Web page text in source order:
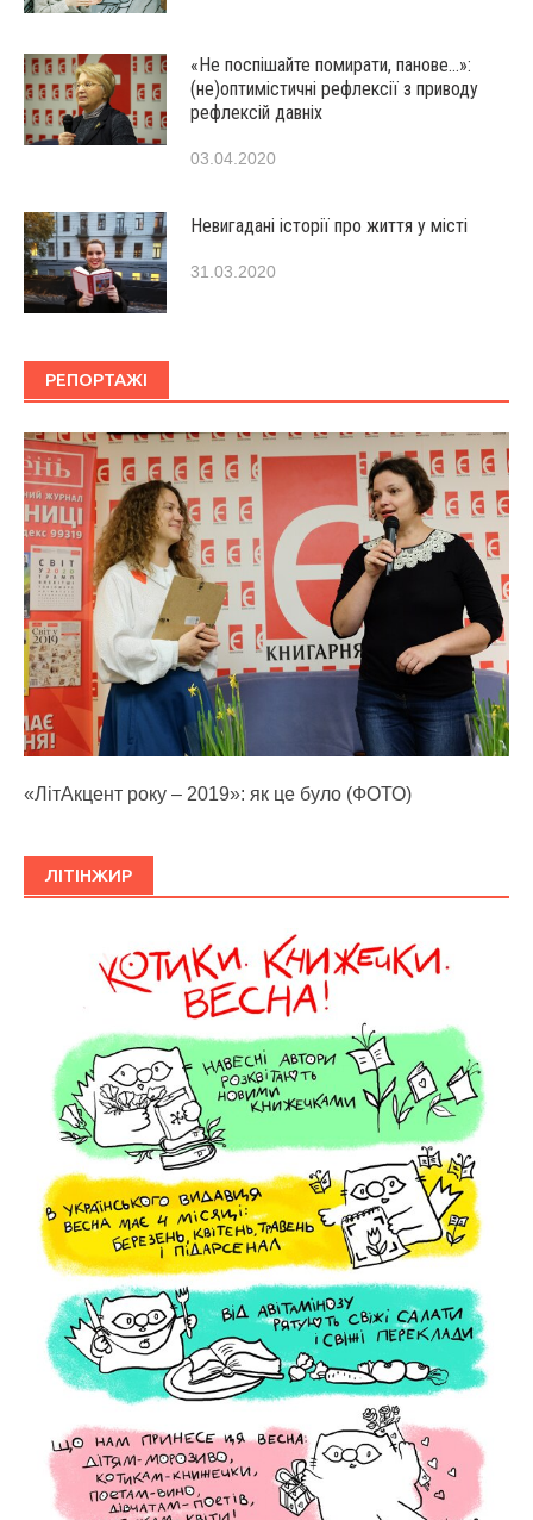
«Не поспішайте помирати, панове…»:
(не)оптимістичні рефлексії з приводу
рефлексій давніх
03.04.2020
Невигадані історії про життя у місті
31.03.2020
РЕПОРТАЖІ
«ЛітАкцент року – 2019»: як це було (ФОТО)
ЛІТІНЖИР